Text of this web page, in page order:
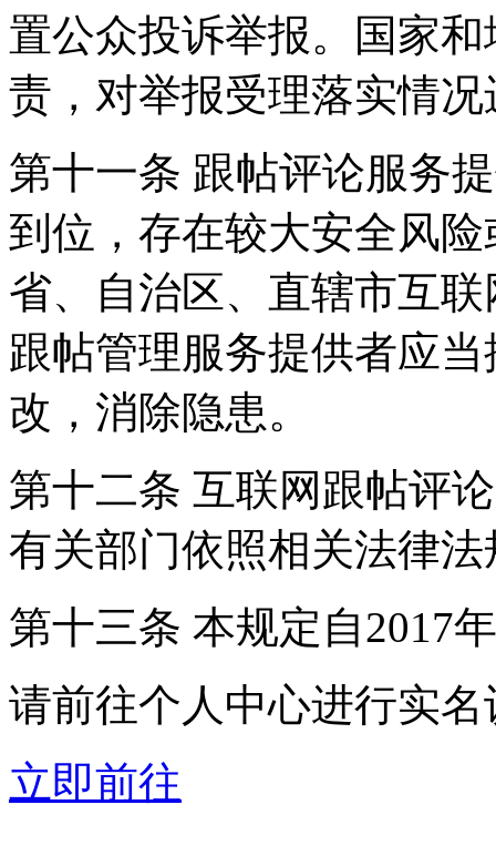
置公众投诉举报。国家
责，对举报受理落实情
第十一条 跟帖评论服务
到位，存在较大安全风
省、自治区、直辖市互
跟帖管理服务提供者应
改，消除隐患。
第十二条 互联网跟帖评
有关部门依照相关法律
第十三条 本规定自2017
请前往个人中心进行实名
立即前往